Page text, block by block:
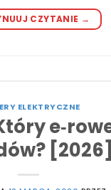
CZYTANIE →
ELEKTRYCZNE
Który
[2026]